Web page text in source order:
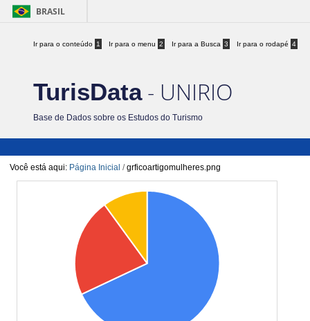
BRASIL
Ir para o conteúdo 1 Ir para o menu 2 Ir para a Busca 3 Ir para o rodapé 4
TurisData- UNIRIO
Base de Dados sobre os Estudos do Turismo
Você está aqui: Página Inicial /grficoartigomulheres.png